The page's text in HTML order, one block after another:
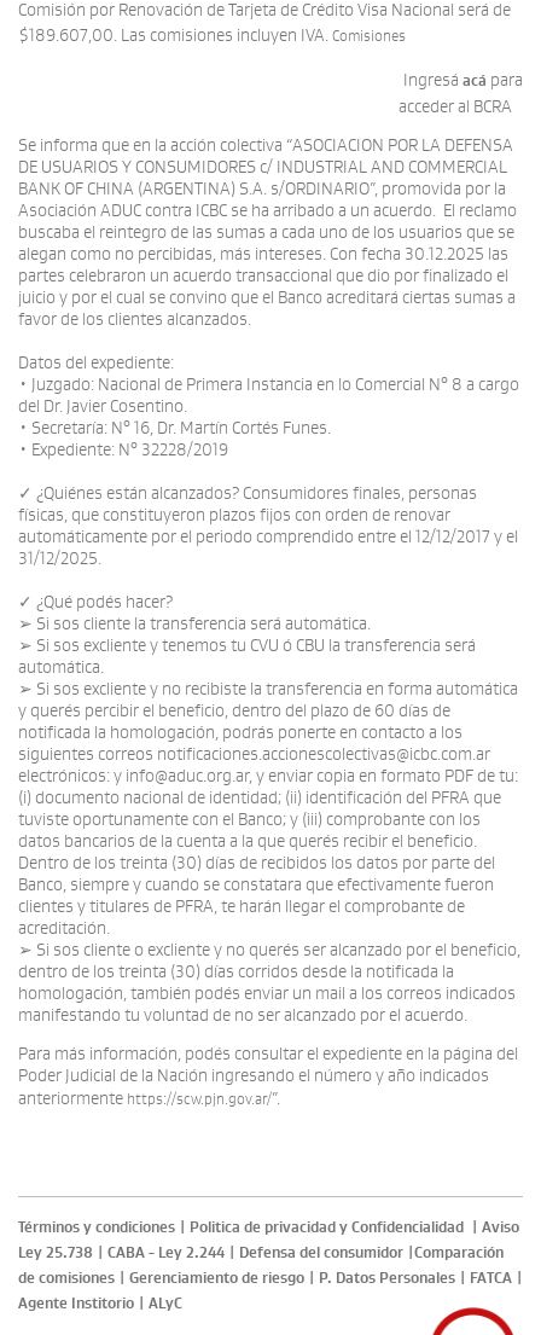
Comisión por Renovación de Tarjeta de Crédito Visa Nacional será de
$189.607,00. Las comisiones incluyen IVA. Comisiones
Ingresá acá para
acceder al BCRA
Se informa que en la acción colectiva “ASOCIACION POR LA DEFENSA
DE USUARIOS Y CONSUMIDORES c/ INDUSTRIAL AND COMMERCIAL
BANK OF CHINA (ARGENTINA) S.A. s/ORDINARIO”, promovida por la
Asociación ADUC contra ICBC se ha arribado a un acuerdo. El reclamo
buscaba el reintegro de las sumas a cada uno de los usuarios que se
alegan como no percibidas, más intereses. Con fecha 30.12.2025 las
partes celebraron un acuerdo transaccional que dio por finalizado el
juicio y por el cual se convino que el Banco acreditará ciertas sumas a
favor de los clientes alcanzados.
Datos del expediente:
• Juzgado: Nacional de Primera Instancia en lo Comercial N° 8 a cargo
del Dr. Javier Cosentino.
• Secretaría: N° 16, Dr. Martín Cortés Funes.
• Expediente: N° 32228/2019
✓ ¿Quiénes están alcanzados? Consumidores finales, personas
físicas, que constituyeron plazos fijos con orden de renovar
automáticamente por el periodo comprendido entre el 12/12/2017 y el
31/12/2025.
✓ ¿Qué podés hacer?
➢ Si sos cliente la transferencia será automática.
➢ Si sos excliente y tenemos tu CVU ó CBU la transferencia será
automática.
➢ Si sos excliente y no recibiste la transferencia en forma automática
y querés percibir el beneficio, dentro del plazo de 60 días de
notificada la homologación, podrás ponerte en contacto a los
siguientes correos notificaciones.accionescolectivas@icbc.com.ar
electrónicos: y info@aduc.org.ar, y enviar copia en formato PDF de tu:
(i) documento nacional de identidad; (ii) identificación del PFRA que
tuviste oportunamente con el Banco; y (iii) comprobante con los
datos bancarios de la cuenta a la que querés recibir el beneficio.
Dentro de los treinta (30) días de recibidos los datos por parte del
Banco, siempre y cuando se constatara que efectivamente fueron
clientes y titulares de PFRA, te harán llegar el comprobante de
acreditación.
➢ Si sos cliente o excliente y no querés ser alcanzado por el beneficio,
dentro de los treinta (30) días corridos desde la notificada la
homologación, también podés enviar un mail a los correos indicados
manifestando tu voluntad de no ser alcanzado por el acuerdo.
Para más información, podés consultar el expediente en la página del
Poder Judicial de la Nación ingresando el número y año indicados
anteriormente https://scw.pjn.gov.ar/”.
Términos y condiciones Politica de privacidad y Confidencialidad
Aviso
Ley 25.738
CABA - Ley 2.244 Defensa del consumidor
Comparación
de comisiones
Gerenciamiento de riesgo P. Datos Personales FATCA
Agente Institorio
ALyC